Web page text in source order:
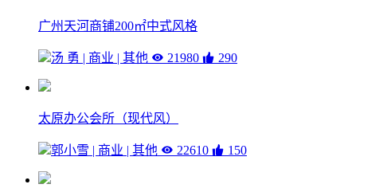
广州天河商铺200㎡中式风格
汤 勇 | 商业 | 其他 21980 290
太原办公会所（现代风）
郭小雪 | 商业 | 其他 22610 150